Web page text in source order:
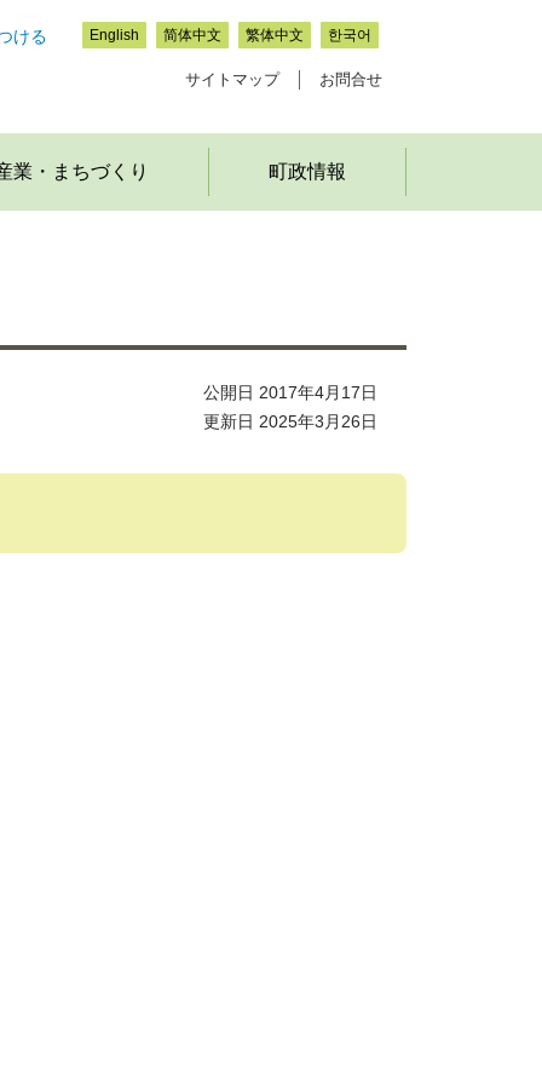
ける English 简体中文 繁体中文 한국어
サイトマップ お問合せ
業・まちづくり 町政情報
公開日 2017年4月17日
更新日 2025年3月26日